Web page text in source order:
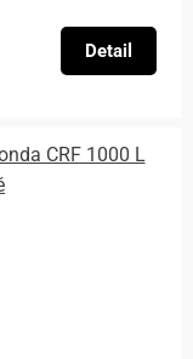
Detail
CRF 1000 L